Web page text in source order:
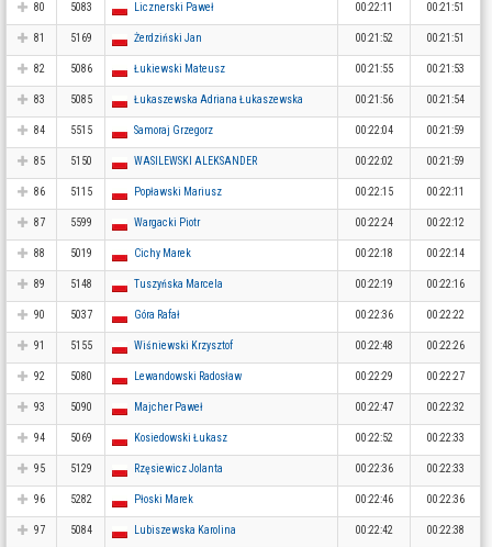
80 5083 Licznerski Paweł 00:22:11 00:21:51
81 5169 Żerdziński Jan 00:21:52 00:21:51
82 5086 Łukiewski Mateusz 00:21:55 00:21:53
83 5085 Łukaszewska Adriana Łukaszewska 00:21:56 00:21:54
84 5515 Samoraj Grzegorz 00:22:04 00:21:59
85 5150 WASILEWSKI ALEKSANDER 00:22:02 00:21:59
86 5115 Popławski Mariusz 00:22:15 00:22:11
87 5599 Wargacki Piotr 00:22:24 00:22:12
88 5019 Cichy Marek 00:22:18 00:22:14
89 5148 Tuszyńska Marcela 00:22:19 00:22:16
90 5037 Góra Rafał 00:22:36 00:22:22
91 5155 Wiśniewski Krzysztof 00:22:48 00:22:26
92 5080 Lewandowski Radosław 00:22:29 00:22:27
93 5090 Majcher Paweł 00:22:47 00:22:32
94 5069 Kosiedowski Łukasz 00:22:52 00:22:33
95 5129 Rzęsiewicz Jolanta 00:22:36 00:22:33
96 5282 Płoski Marek 00:22:46 00:22:36
97 5084 Lubiszewska Karolina 00:22:42 00:22:38